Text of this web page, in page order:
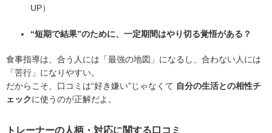
UP）
“短期で結果”のために、一定期間はやり切る覚悟がある？
食事指導は、合う人には「最強の地図」になるし、合わない人には
「苦行」になりやすい。
だからこそ、口コミは“好き嫌い”じゃなくて 自分の生活との相性チ
ェックに使うのが正解だよ。
トレーナーの人柄・対応に関する口コミ